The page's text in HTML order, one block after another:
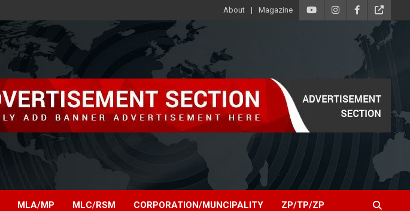
About Magazine
MLA/MP MLC/RSM CORPORATION/MUNCIPALITY ZP/TP/ZP